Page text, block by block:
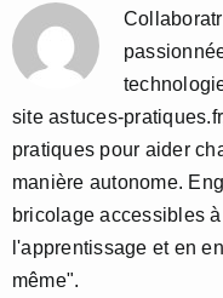
site astuces-
pratiques pour aider
manière autonome.
bricolage accessibles
l'apprentissage et en
même".